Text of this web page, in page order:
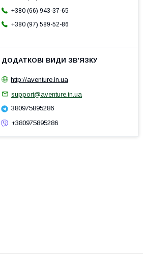
+380 (66) 943-37-65
+380 (97) 589-52-86
http://aventure.in.ua
support@aventure.in.ua
380975895286
+380975895286